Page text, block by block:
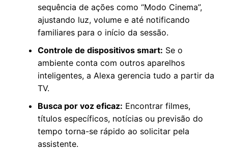
sequência de ações como “Modo Cinema”,
ajustando luz, volume e até notificando
familiares para o início da sessão.
Controle de dispositivos smart: Se o
ambiente conta com outros aparelhos
inteligentes, a Alexa gerencia tudo a partir da
TV.
Busca por voz eficaz: Encontrar filmes,
títulos específicos, notícias ou previsão do
tempo torna-se rápido ao solicitar pela
assistente.